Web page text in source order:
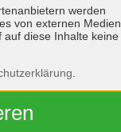
werden
von externen Medien
diese Inhalte keine
.